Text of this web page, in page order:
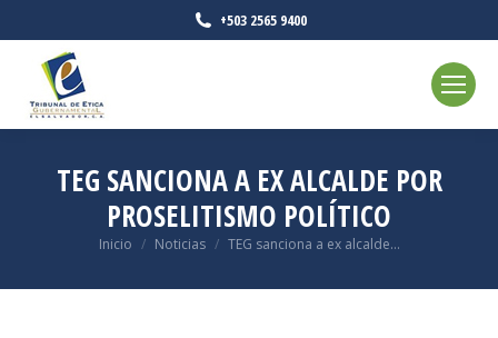
+503 2565 9400
TEG SANCIONA A EX ALCALDE POR
PROSELITISMO POLÍTICO
Estás aquí:
Inicio Noticias TEG sanciona a ex alcalde…